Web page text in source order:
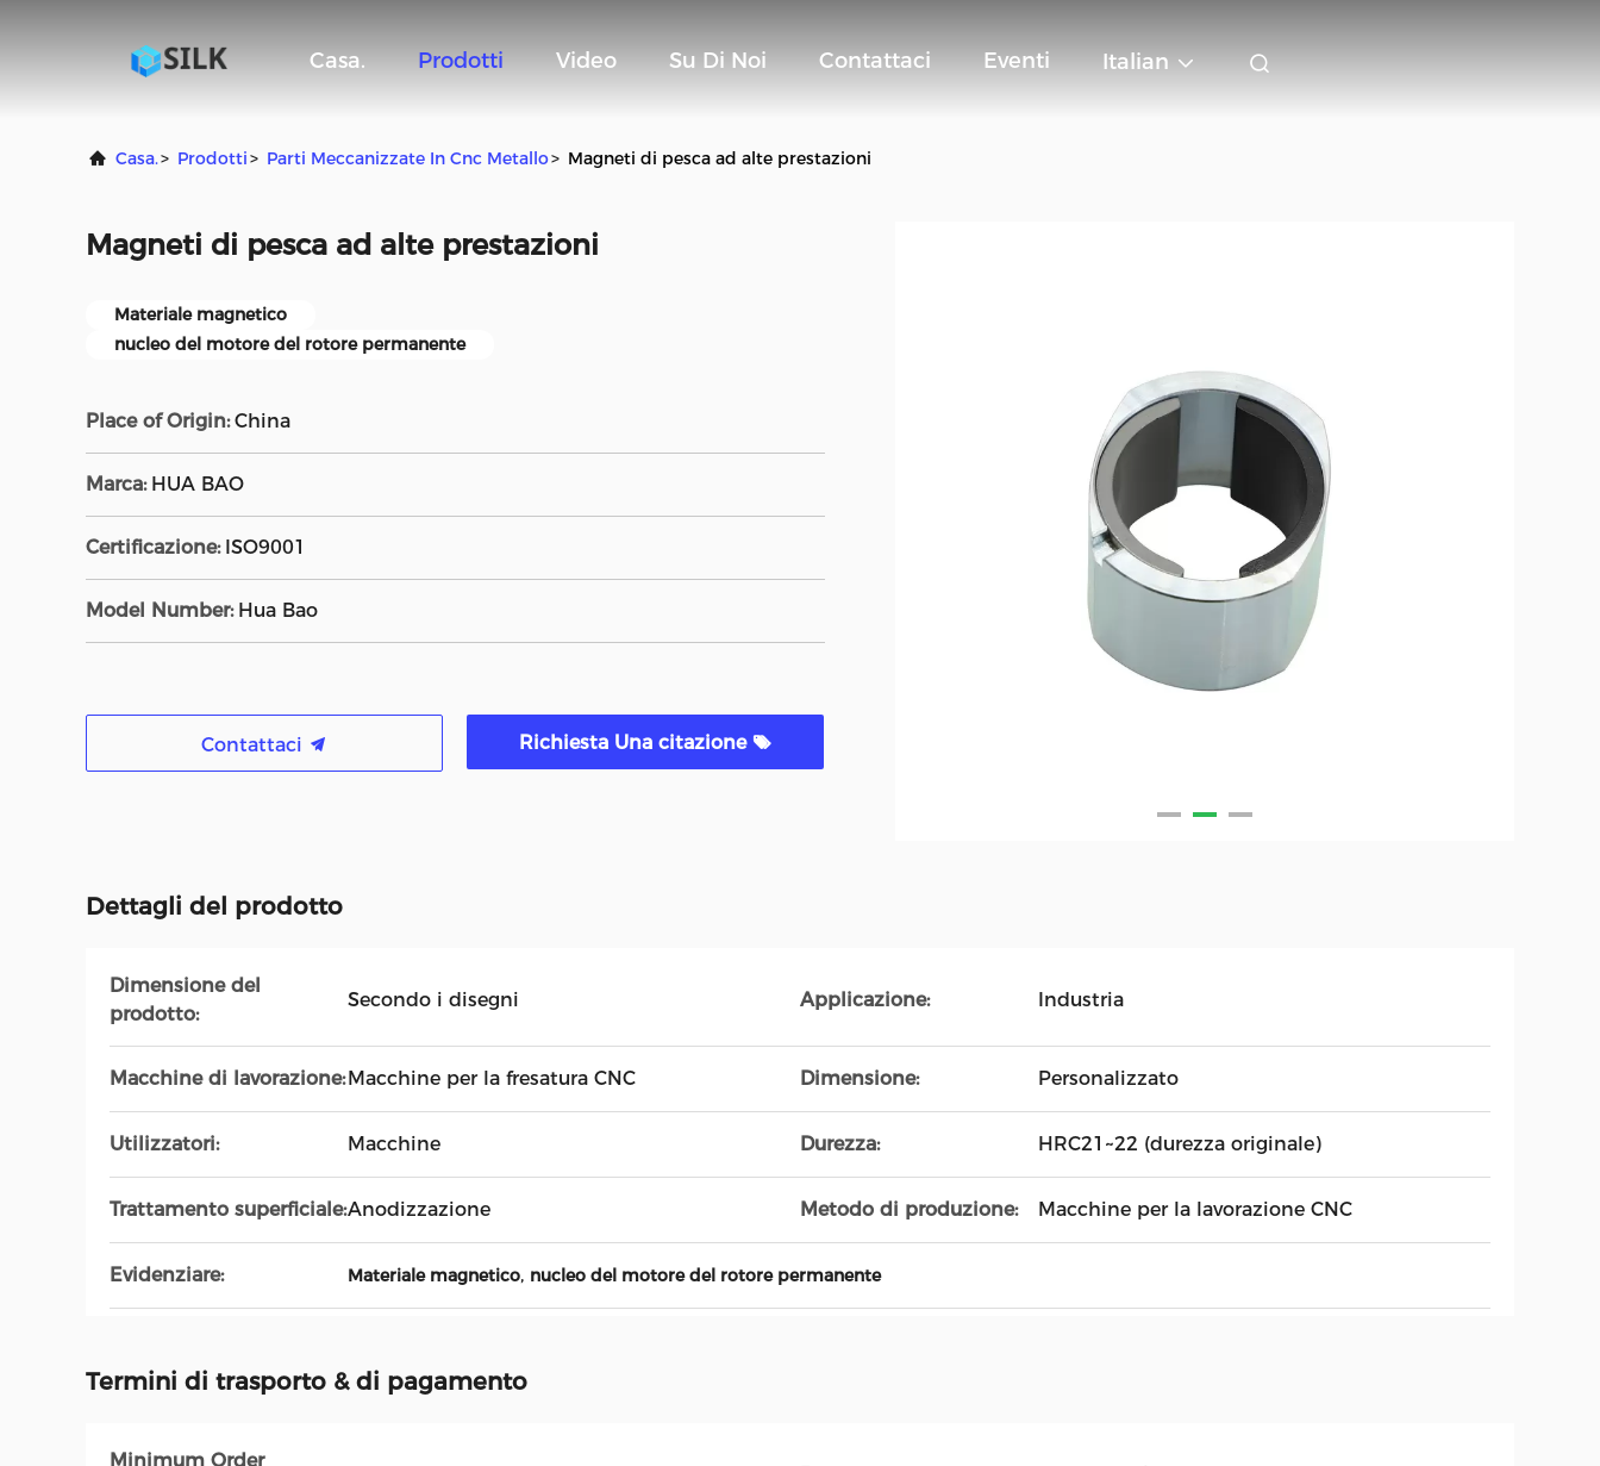
Casa. Prodotti Video Su Di Noi Contattaci Eventi Italian
Casa.> Prodotti> Parti Meccanizzate In Cnc Metallo> Magneti di pesca ad alte prestazioni
Magneti di pesca ad alte prestazioni
Materiale magnetico
nucleo del motore del rotore permanente
Place of Origin: China
Marca: HUA BAO
Certificazione: ISO9001
Model Number: Hua Bao
Contattaci Richiesta Una citazione
Dettagli del prodotto
Dimensione del
prodotto:
Secondo i disegni Applicazione: Industria
Macchine di lavorazione:Macchine per la fresatura CNC Dimensione: Personalizzato
Utilizzatori: Macchine Durezza: HRC21~22 (durezza originale)
Trattamento superficiale:Anodizzazione Metodo di produzione: Macchine per la lavorazione CNC
Evidenziare: Materiale magnetico, nucleo del motore del rotore permanente
Termini di trasporto & di pagamento
Minimum Order